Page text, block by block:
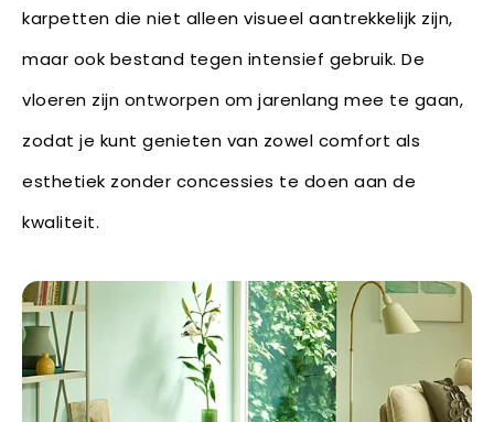
karpetten die niet alleen visueel aantrekkelijk zijn,
maar ook bestand tegen intensief gebruik. De
vloeren zijn ontworpen om jarenlang mee te gaan,
zodat je kunt genieten van zowel comfort als
esthetiek zonder concessies te doen aan de
kwaliteit.